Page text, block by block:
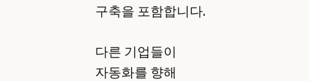
구축을 포함합니다.
다른 기업들이
자동화를 향해